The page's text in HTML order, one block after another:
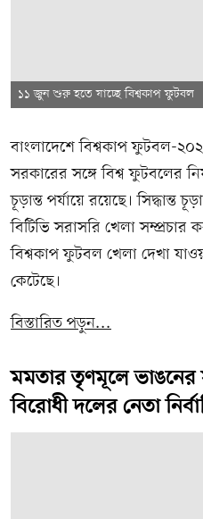
১১ জুন শুরু হতে যাচ্ছে বিশ্বকাপ ফুটবল
বাংলাদেশে বিশ্বকাপ ফুটবল-
সরকারের সঙ্গে বিশ্ব ফুটবলের
চূড়ান্ত পর্যায়ে রয়েছে। সিদ্ধান্ত
বিটিভি সরাসরি খেলা সম্প্রচার
বিশ্বকাপ ফুটবল খেলা দেখা
কেটেছে।
বিস্তারিত পড়ুন...
মমতার তৃণমূলে ভাঙনের
বিরোধী দলের নেতা